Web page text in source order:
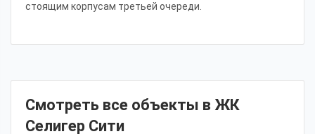
стоящим корпусам третьей очереди.
Смотреть все объекты в ЖК
Селигер Сити